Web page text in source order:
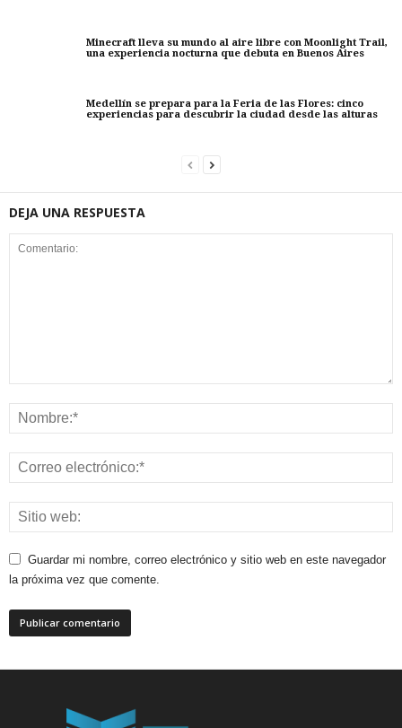
Minecraft lleva su mundo al aire libre con Moonlight Trail,
una experiencia nocturna que debuta en Buenos Aires
Medellín se prepara para la Feria de las Flores: cinco
experiencias para descubrir la ciudad desde las alturas
DEJA UNA RESPUESTA
Guardar mi nombre, correo electrónico y sitio web en este navegador
la próxima vez que comente.